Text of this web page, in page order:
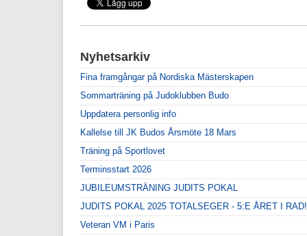
Nyhetsarkiv
Fina framgångar på Nordiska Mästerskapen
Sommarträning på Judoklubben Budo
Uppdatera personlig info
Kallelse till JK Budos Årsmöte 18 Mars
Träning på Sportlovet
Terminsstart 2026
JUBILEUMSTRÄNING JUDITS POKAL
JUDITS POKAL 2025 TOTALSEGER - 5:E ÅRET I RAD!
Veteran VM i Paris